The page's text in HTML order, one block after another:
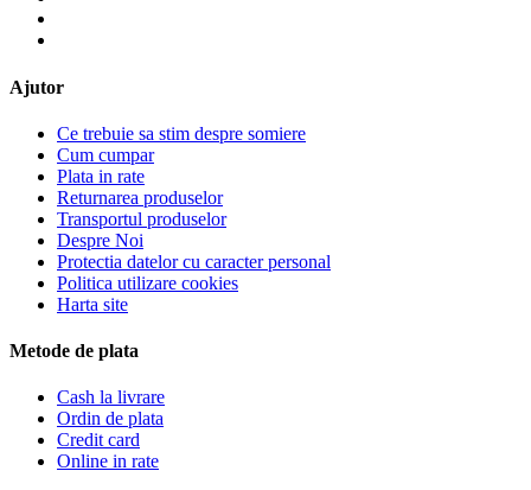
Ajutor
Ce trebuie sa stim despre somiere
Cum cumpar
Plata in rate
Returnarea produselor
Transportul produselor
Despre Noi
Protectia datelor cu caracter personal
Politica utilizare cookies
Harta site
Metode de plata
Cash la livrare
Ordin de plata
Credit card
Online in rate